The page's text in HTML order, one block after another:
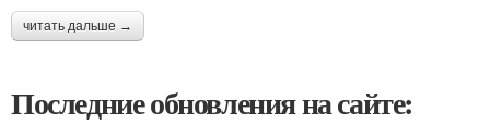
читать дальше →
Последние обновления на сайте: